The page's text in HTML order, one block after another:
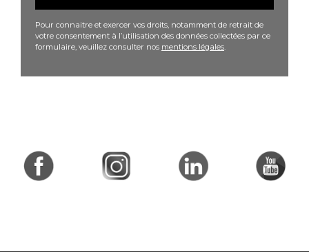
Pour connaitre et exercer vos droits, notamment de retrait de
votre consentement à l’utilisation des données collectées par ce
formulaire, veuillez consulter nos mentions légales.